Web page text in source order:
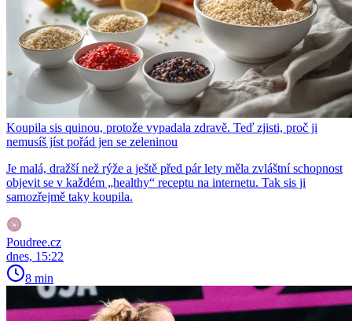
Koupila sis quinou, protože vypadala zdravě. Teď zjisti, proč ji
nemusíš jíst pořád jen se zeleninou
Je malá, dražší než rýže a ještě před pár lety měla zvláštní schopnost
objevit se v každém „healthy“ receptu na internetu. Tak sis ji
samozřejmě taky koupila.
Poudree.cz
dnes, 15:22
8 min